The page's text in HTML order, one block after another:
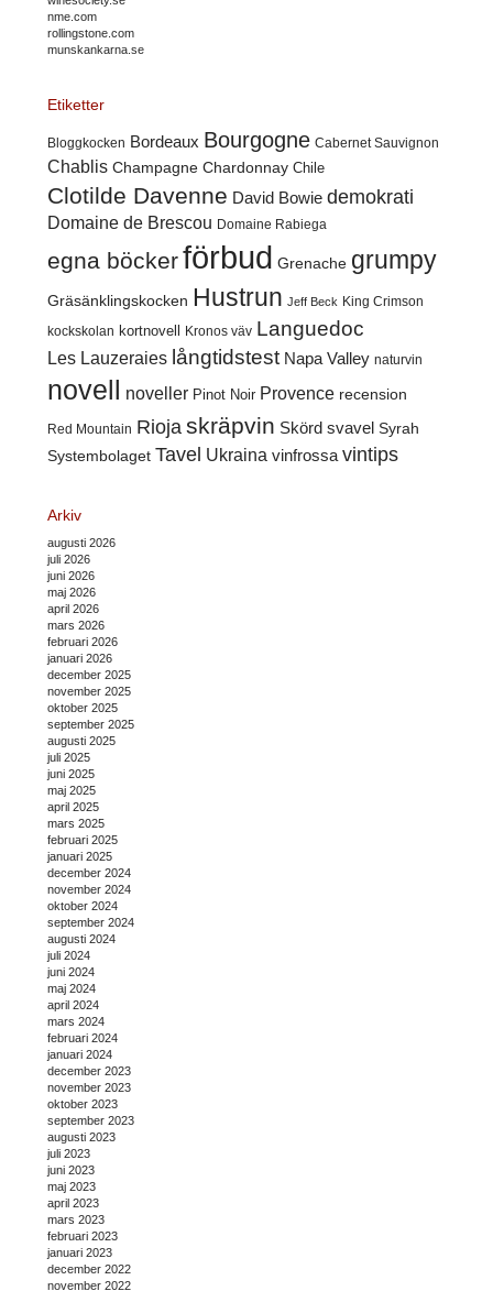
nme.com
rollingstone.com
munskankarna.se
Etiketter
Bloggkocken Bordeaux Bourgogne Cabernet Sauvignon
Chablis Champagne Chardonnay Chile
Clotilde Davenne David Bowie demokrati
Domaine de Brescou Domaine Rabiega
egna böckerförbud Grenache grumpy
Gräsänklingskocken Hustrun Jeff Beck King Crimson
kockskolan kortnovell Kronos väv Languedoc
Les Lauzeraies långtidstest Napa Valley naturvin
novell noveller Pinot Noir Provence recension
Red Mountain Rioja skräpvin Skörd svavel Syrah
Systembolaget Tavel Ukraina vinfrossa vintips
Arkiv
augusti 2026
juli 2026
juni 2026
maj 2026
april 2026
mars 2026
februari 2026
januari 2026
december 2025
november 2025
oktober 2025
september 2025
augusti 2025
juli 2025
juni 2025
maj 2025
april 2025
mars 2025
februari 2025
januari 2025
december 2024
november 2024
oktober 2024
september 2024
augusti 2024
juli 2024
juni 2024
maj 2024
april 2024
mars 2024
februari 2024
januari 2024
december 2023
november 2023
oktober 2023
september 2023
augusti 2023
juli 2023
juni 2023
maj 2023
april 2023
mars 2023
februari 2023
januari 2023
december 2022
november 2022